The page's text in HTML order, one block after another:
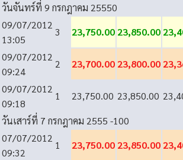
วันจันทร์ที่ 9 กรกฎาคม 25550
09/07/2012
13:05
3 23,750.00 23,850.00
09/07/2012
09:24
2 23,700.00 23,800.00
09/07/2012
09:18
1 23,750.00 23,850.00
วันเสาร์ที่ 7 กรกฎาคม 2555 -100
07/07/2012
09:32
1 23,750.00 23,850.00